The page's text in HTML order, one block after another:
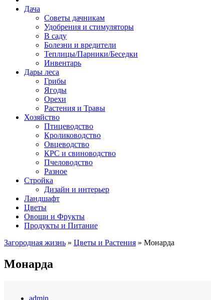
Дача
Советы дачникам
Удобрения и стимуляторы
В саду
Болезни и вредители
Теплицы/Парники/Беседки
Инвентарь
Дары леса
Грибы
Ягоды
Орехи
Растения и Травы
Хозяйство
Птицеводство
Кролиководство
Овцеводство
КРС и свиноводство
Пчеловодство
Разное
Стройка
Дизайн и интерьер
Ландшафт
Цветы
Овощи и Фрукты
Продукты и Питание
Загородная жизнь » Цветы и Растения » Монарда
Монарда
admin